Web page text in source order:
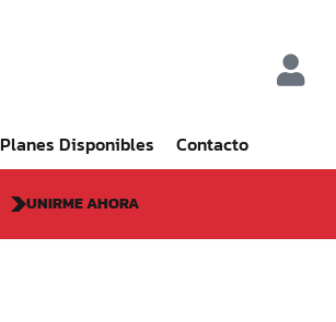
Planes Disponibles Contacto
UNIRME AHORA